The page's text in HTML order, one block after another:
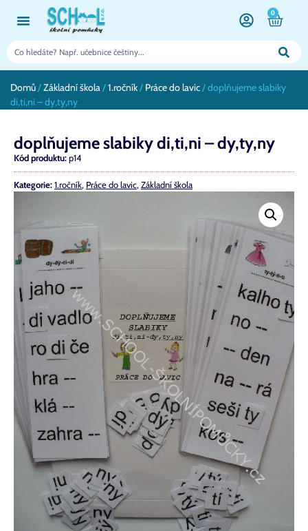
0
Domů/Základní škola/1.ročník/ Práce do lavic/ doplňujeme slabiky
di,ti,ni – dy,ty,ny
doplňujeme slabiky di,ti,ni – dy,ty,ny
Kód produktu:p14
Kategorie:1.ročník, Práce do lavic, Základní škola